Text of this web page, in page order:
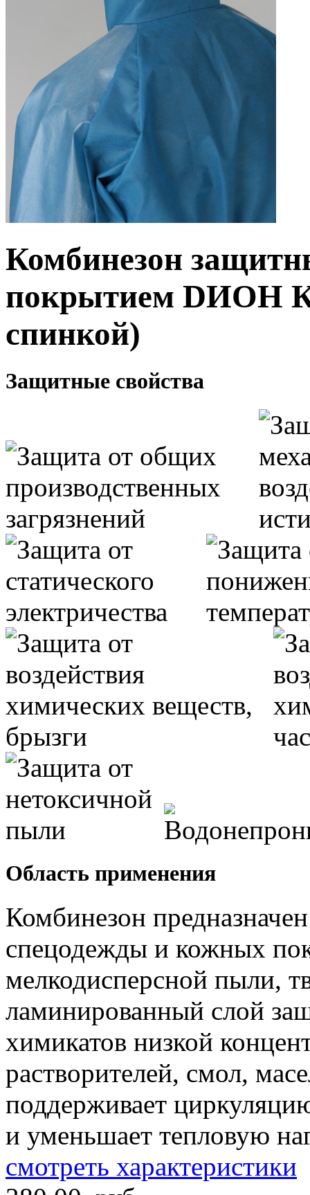
Комбинезон
покрытием DИOН
спинкой)
Защитные свойства
Область применения
Комбинезон
спецодежды и кожных
мелкодисперсной пыли,
ламинированный слой
химикатов низкой
растворителей, смол,
поддерживает
и уменьшает тепловую
смотреть характеристики